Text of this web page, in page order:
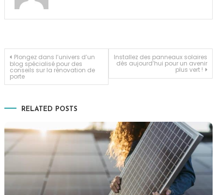
Navigation
de
l’article
Plongez dans l’univers d’un
blog spécialisé pour des
conseils sur la rénovation de
porte
Installez des panneaux solaires
dès aujourd’hui pour un avenir
plus vert !
RELATED POSTS